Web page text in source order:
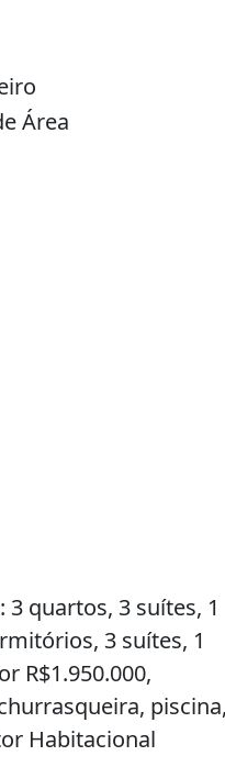
Área
quartos, 3 suítes, 1
3 suítes, 1
R$1.950.000,
piscina,
Habitacional